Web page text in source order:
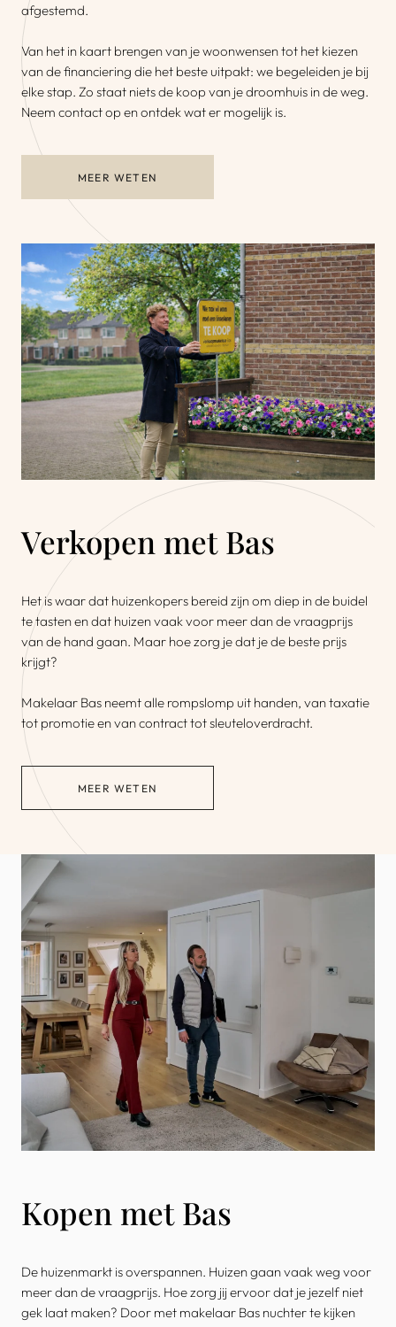
afgestemd.
Van het in kaart brengen van je woonwensen tot het kiezen
van de financiering die het beste uitpakt: we begeleiden je bij
elke stap. Zo staat niets de koop van je droomhuis in de weg.
Neem contact op en ontdek wat er mogelijk is.
MEER WETEN
Verkopen met Bas
Het is waar dat huizenkopers bereid zijn om diep in de buidel
te tasten en dat huizen vaak voor meer dan de vraagprijs
van de hand gaan. Maar hoe zorg je dat je de beste prijs
krijgt?
Makelaar Bas neemt alle rompslomp uit handen, van taxatie
tot promotie en van contract tot sleuteloverdracht.
MEER WETEN
Kopen met Bas
De huizenmarkt is overspannen. Huizen gaan vaak weg voor
meer dan de vraagprijs. Hoe zorg jij ervoor dat je jezelf niet
gek laat maken? Door met makelaar Bas nuchter te kijken